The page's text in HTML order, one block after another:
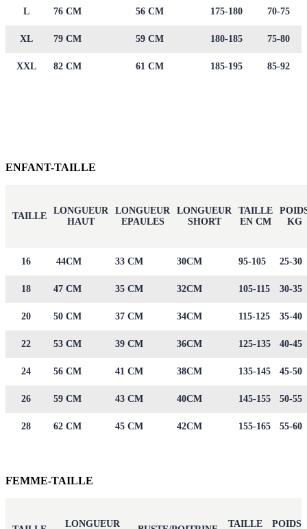
L 76 CM 56 CM 175-180 70-75
XL 79 CM 59 CM 180-185 75-80
XXL 82 CM 61 CM 185-195 85-92
ENFANT-TAILLE
TAILLE
LONGUEUR
HAUT
LONGUEUR
EPAULES
LONGUEUR
SHORT
TAILLE
EN CM
KG
16 44CM 33 CM 30CM 95-105 25-30
18 47 CM 35 CM 32CM 105-115 30-35
20 50 CM 37 CM 34CM 115-125 35-40
22 53 CM 39 CM 36CM 125-135 40-45
24 56 CM 41 CM 38CM 135-145 45-50
26 59 CM 43 CM 40CM 145-155 50-55
28 62 CM 45 CM 42CM 155-165 55-60
FEMME-TAILLE
LONGUEUR TAILLE POIDS